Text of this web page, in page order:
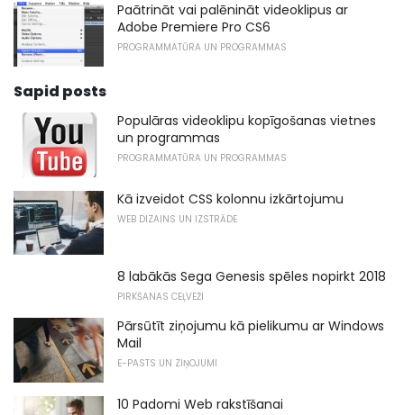
Paātrināt vai palēnināt videoklipus ar
Adobe Premiere Pro CS6
PROGRAMMATŪRA UN PROGRAMMAS
Sapid posts
Populāras videoklipu kopīgošanas vietnes
un programmas
PROGRAMMATŪRA UN PROGRAMMAS
Kā izveidot CSS kolonnu izkārtojumu
WEB DIZAINS UN IZSTRĀDE
8 labākās Sega Genesis spēles nopirkt 2018
PIRKŠANAS CEĻVEŽI
Pārsūtīt ziņojumu kā pielikumu ar Windows
Mail
E-PASTS UN ZIŅOJUMI
10 Padomi Web rakstīšanai